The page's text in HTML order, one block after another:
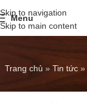
Skip to navigation
Skip to main content
Menu
Trang chủ » Tin tức »